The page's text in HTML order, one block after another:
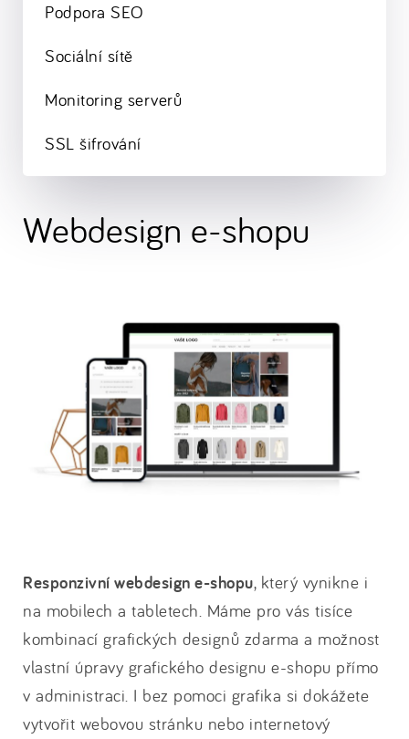
Webdesign e-shopu
Responzivní webdesign e-shopu, který vynikne i
na mobilech a tabletech. Máme pro vás tisíce
kombinací grafických designů zdarma a možnost
vlastní úpravy grafického designu e-shopu přímo
v administraci. I bez pomoci grafika si dokážete
vytvořit webovou stránku nebo internetový
Podpora SEO
Sociální sítě
Monitoring serverů
SSL šifrování